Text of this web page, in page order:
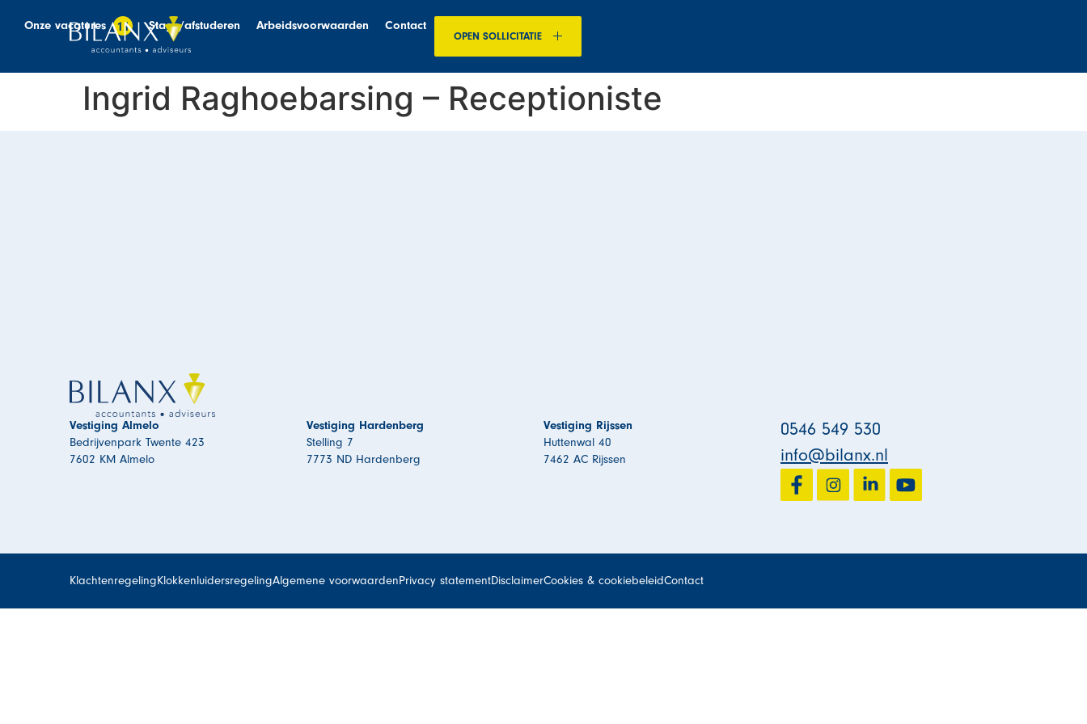
Onze vacatures 11 Stage/afstuderen Arbeidsvoorwaarden Contact
OPEN SOLLICITATIE
Ingrid Raghoebarsing – Receptioniste
Vestiging Almelo
Bedrijvenpark Twente 423
7602 KM Almelo
Vestiging Hardenberg
Stelling 7
7773 ND Hardenberg
Vestiging Rijssen
Huttenwal 40
7462 AC Rijssen
0546 549 530
info@bilanx.nl
KlachtenregelingKlokkenluidersregelingAlgemene voorwaardenPrivacy statementDisclaimerCookies & cookiebeleidContact